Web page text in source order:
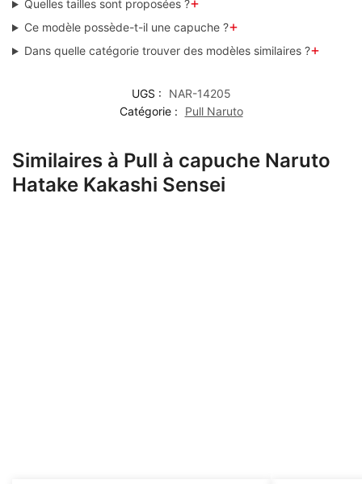
Quelles tailles sont proposées ?
Ce modèle possède-t-il une capuche ?+
Dans quelle catégorie trouver des modèles similaires ?+
UGS :
NAR-14205
Catégorie :
Pull Naruto
Similaires à Pull à capuche Naruto
Hatake Kakashi Sensei